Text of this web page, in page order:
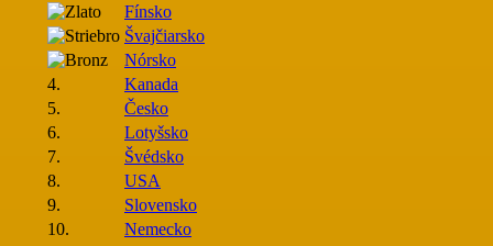
Fínsko
Švajčiarsko
Nórsko
4.
Kanada
5.
Česko
6.
Lotyšsko
7.
Švédsko
8.
USA
9.
Slovensko
10.
Nemecko